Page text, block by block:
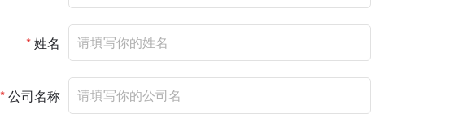
*姓名
*公司名称